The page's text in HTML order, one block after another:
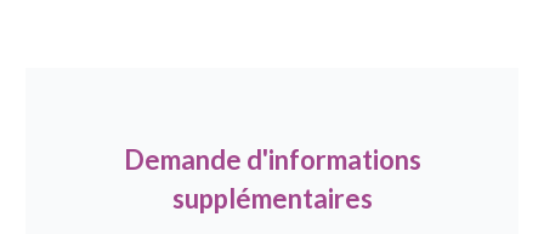
Demande d'informations
supplémentaires